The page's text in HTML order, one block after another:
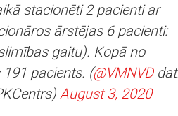
stacionēti 2 pacienti ar
ārstējas 6 pacienti:
gaitu). Kopā no
pacients. (@VMNVD
August 3, 2020